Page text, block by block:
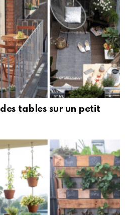
tables sur un petit